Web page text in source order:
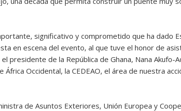
significativo y comprometido que ha dado
en escena del evento, al que tuve el honor de
presidente de la República de Ghana, Nana Akufo-
Occidental, la CEDEAO, el área de nuestra
de Asuntos Exteriores, Unión Europea y